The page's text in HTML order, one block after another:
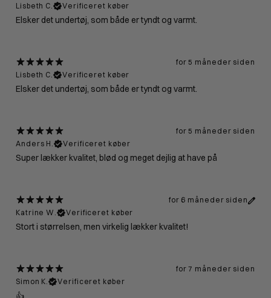
Lisbeth C.
Verificeret køber
Elsker det undertøj, som både er tyndt og varmt.
for 5 måneder siden
Lisbeth C.
Verificeret køber
Elsker det undertøj, som både er tyndt og varmt.
for 5 måneder siden
Anders H.
Verificeret køber
Super lækker kvalitet, blød og meget dejlig at have på
for 6 måneder siden
Katrine W.
Verificeret køber
Stort i størrelsen, men virkelig lækker kvalitet!
for 7 måneder siden
Simon K.
Verificeret køber